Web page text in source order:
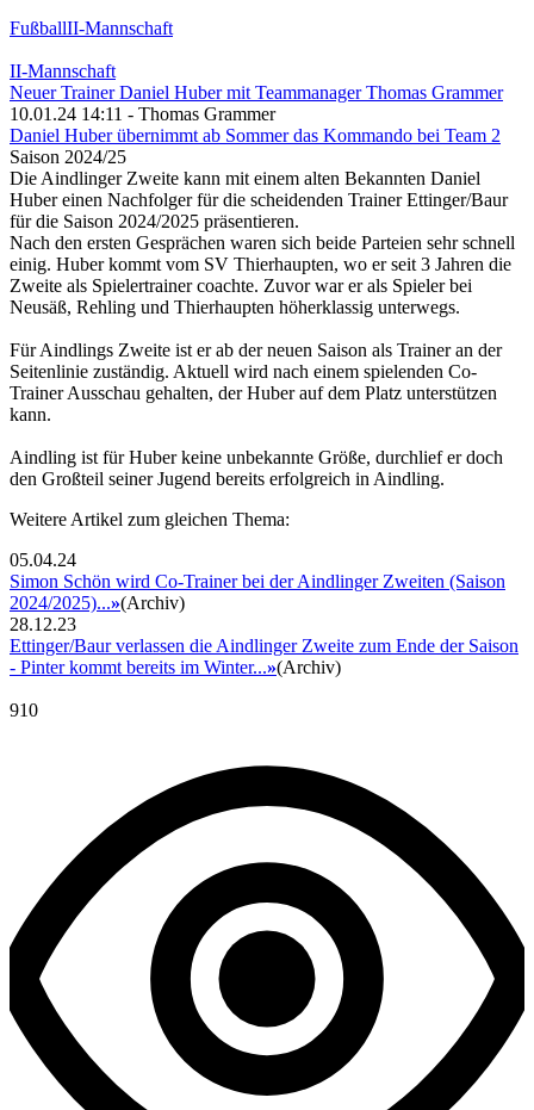
FußballII-Mannschaft
II-Mannschaft
Neuer Trainer Daniel Huber mit Teammanager Thomas Grammer
10.01.24 14:11 - Thomas Grammer
Daniel Huber übernimmt ab Sommer das Kommando bei Team 2
Saison 2024/25
Die Aindlinger Zweite kann mit einem alten Bekannten Daniel
Huber einen Nachfolger für die scheidenden Trainer Ettinger/Baur
für die Saison 2024/2025 präsentieren.
Nach den ersten Gesprächen waren sich beide Parteien sehr schnell
einig. Huber kommt vom SV Thierhaupten, wo er seit 3 Jahren die
Zweite als Spielertrainer coachte. Zuvor war er als Spieler bei
Neusäß, Rehling und Thierhaupten höherklassig unterwegs.
Für Aindlings Zweite ist er ab der neuen Saison als Trainer an der
Seitenlinie zuständig. Aktuell wird nach einem spielenden Co-
Trainer Ausschau gehalten, der Huber auf dem Platz unterstützen
kann.
Aindling ist für Huber keine unbekannte Größe, durchlief er doch
den Großteil seiner Jugend bereits erfolgreich in Aindling.
Weitere Artikel zum gleichen Thema:
05.04.24
Simon Schön wird Co-Trainer bei der Aindlinger Zweiten (Saison
2024/2025)...»(Archiv)
28.12.23
Ettinger/Baur verlassen die Aindlinger Zweite zum Ende der Saison
- Pinter kommt bereits im Winter...»(Archiv)
910